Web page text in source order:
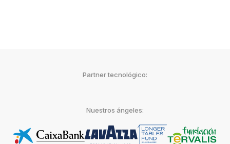
Partner tecnológico:
Nuestros ángeles: